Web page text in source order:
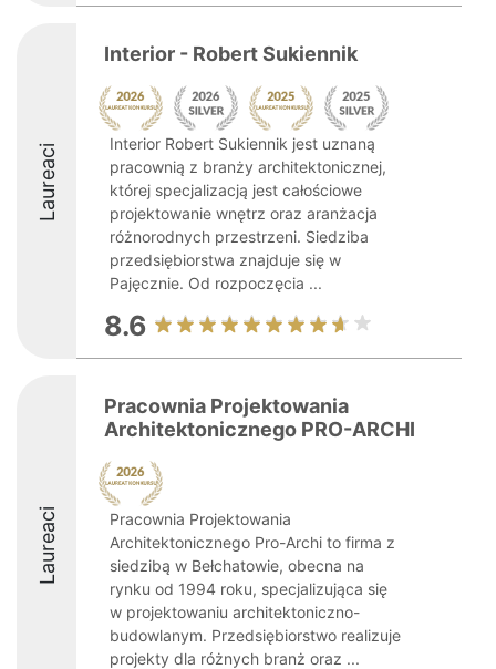
Laureaci
Interior - Robert Sukiennik
Interior Robert Sukiennik jest uznaną
pracownią z branży architektonicznej,
której specjalizacją jest całościowe
projektowanie wnętrz oraz aranżacja
różnorodnych przestrzeni. Siedziba
przedsiębiorstwa znajduje się w
Pajęcznie. Od rozpoczęcia ...
8.6
Laureaci
Pracownia Projektowania
Architektonicznego PRO-ARCHI
Pracownia Projektowania
Architektonicznego Pro-Archi to firma z
siedzibą w Bełchatowie, obecna na
rynku od 1994 roku, specjalizująca się
w projektowaniu architektoniczno-
budowlanym. Przedsiębiorstwo realizuje
projekty dla różnych branż oraz ...